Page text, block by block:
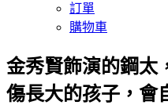
訂單
購物車
金秀賢飾演的鋼太
傷長大的孩子，會